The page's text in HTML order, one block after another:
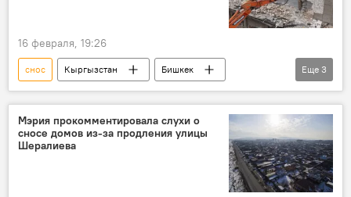
16 февраля, 19:26
снос Кыргызстан
Бишкек
кинотеатр
здание
Мэрия города Бишкек
Еще 3
Мэрия прокомментировала слухи о
сносе домов из-за продления улицы
Шералиева